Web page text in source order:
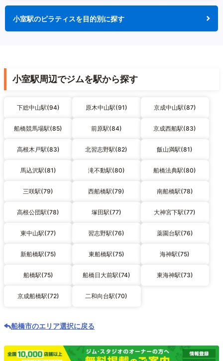
小室駅のピラティスを目的別に探す
小室駅周辺でジムを駅から探す
下総中山駅(94) 原木中山駅(91) 京成中山駅(87)
船橋競馬場駅(85) 前原駅(84) 京成西船駅(83)
高根木戸駅(83) 北習志野駅(82) 飯山満駅(81)
馬込沢駅(81) 滝不動駅(80) 船橋法典駅(80)
三咲駅(79) 西船橋駅(79) 南船橋駅(78)
高根公団駅(78) 塚田駅(77) 大神宮下駅(77)
東中山駅(77) 習志野駅(76) 薬園台駅(76)
新船橋駅(75) 東船橋駅(75) 海神駅(75)
船橋駅(75) 船橋日大前駅(74) 東海神駅(73)
京成船橋駅(72) 二和向台駅(70)
船橋市のエリア選択に戻る